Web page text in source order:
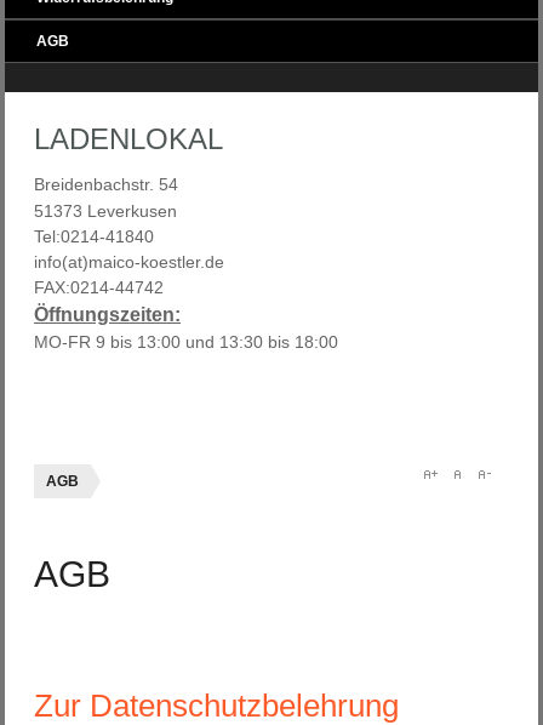
AGB
LADENLOKAL
Breidenbachstr. 54
51373 Leverkusen
Tel:0214-41840
info(at)maico-koestler.de
FAX:0214-44742
Öffnungszeiten:
MO-FR 9 bis 13:00 und 13:30 bis 18:00
AGB
AGB
Zur Datenschutzbelehrung